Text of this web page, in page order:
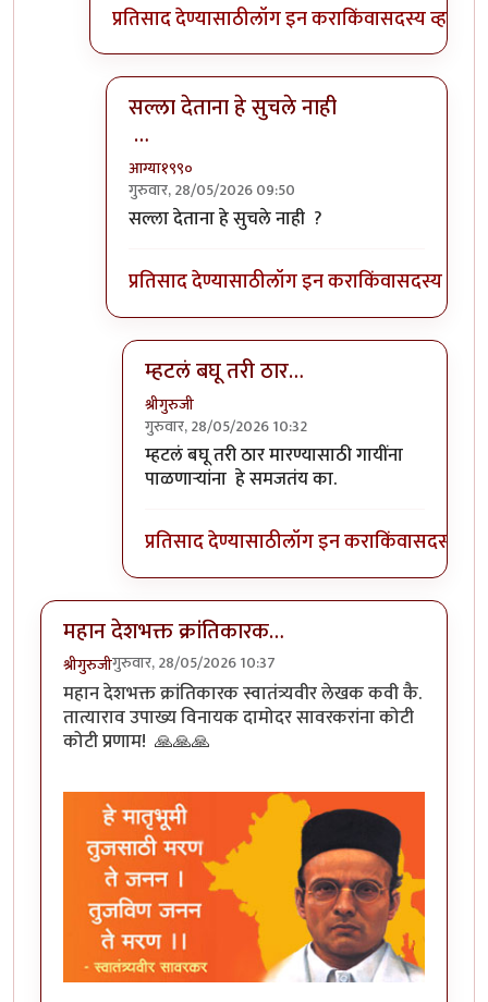
प्रतिसाद देण्यासाठीलॉग इन कराकिंवासदस्य व्हा
सल्ला देताना हे सुचले नाही
…
आग्या१९९०
गुरुवार, 28/05/2026 09:50
In reply toज्या व्यवसायात उत्पन्नाची…
सल्ला देताना हे सुचले नाही ?
प्रतिसाद देण्यासाठीलॉग इन कराकिंवासदस्य व्हा
म्हटलं बघू तरी ठार…
श्रीगुरुजी
गुरुवार, 28/05/2026 10:32
In reply toसल्ला देताना हे सुचले नाही …
म्हटलं बघू तरी ठार मारण्यासाठी गायींना
पाळणाऱ्यांना हे समजतंय का.
प्रतिसाद देण्यासाठीलॉग इन कराकिंवासदस्य व्हा
महान देशभक्त क्रांतिकारक…
श्रीगुरुजीगुरुवार, 28/05/2026 10:37
महान देशभक्त क्रांतिकारक स्वातंत्र्यवीर लेखक कवी कै.
तात्याराव उपाख्य विनायक दामोदर सावरकरांना कोटी
कोटी प्रणाम! 🙏🙏🙏